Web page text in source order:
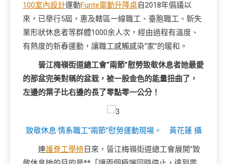
100室內設計運動Funte電動升降桌自2018年倡議以
來，已舉行5屆，惠及轄區一線職工、臺胞職工、新失
業形狀休息者等群體1000余人次，經由過程有溫度、
有熱度的新春運動，讓職工感觸感染“家”的暖和。
晉江梅嶺街道總工會“兩節”慰勞致敬休息者她最愛
的那盆完美對稱的盆栽，被一股金色的能量扭曲了，
左邊的葉子比右邊的長了零點零一公分！
致敬休息·情系職工“兩節”慰勞運動現場。 黃花蓮 攝
連護脊工學椅日來，晉江梅嶺街道總工會展開“致